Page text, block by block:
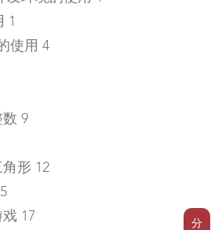
分
1
使用 4
数 9
形 12
17